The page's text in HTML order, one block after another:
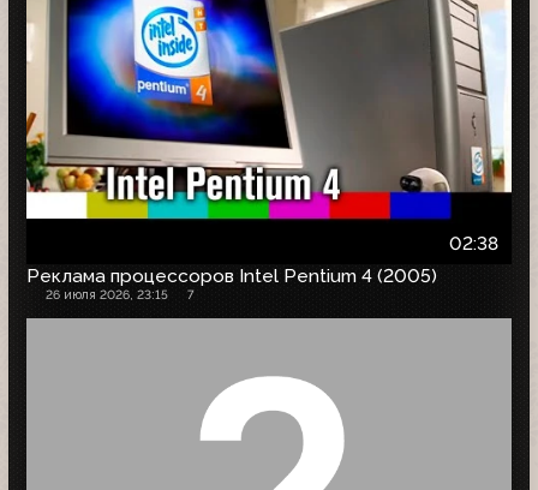
02:38
Реклама процессоров Intel Pentium 4 (2005)
26 июля 2026, 23:15 7